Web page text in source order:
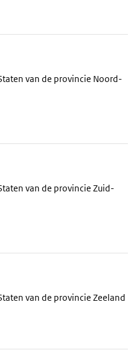
van de provincie Noord-
van de provincie Zuid-
van de provincie Zeeland